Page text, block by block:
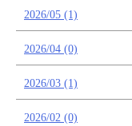
2026/05 (1)
2026/04 (0)
2026/03 (1)
2026/02 (0)